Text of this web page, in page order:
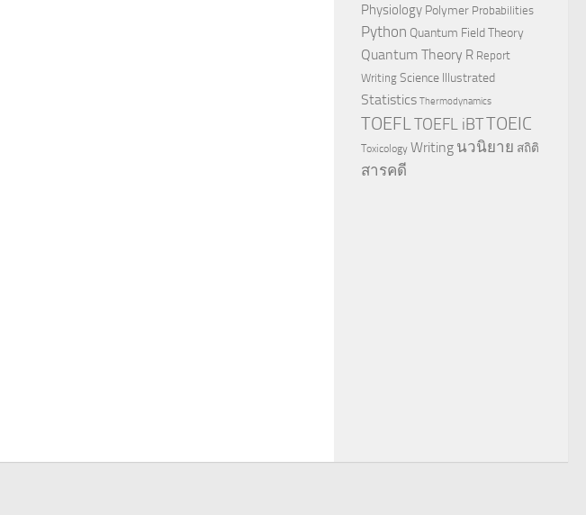
Physiology Polymer Probabilities
Python Quantum Field Theory
Quantum Theory R Report
Writing Science Illustrated
Statistics Thermodynamics
TOEFL TOEFL iBTTOEIC
Toxicology Writing นวนิยาย สถิติ
สารคดี